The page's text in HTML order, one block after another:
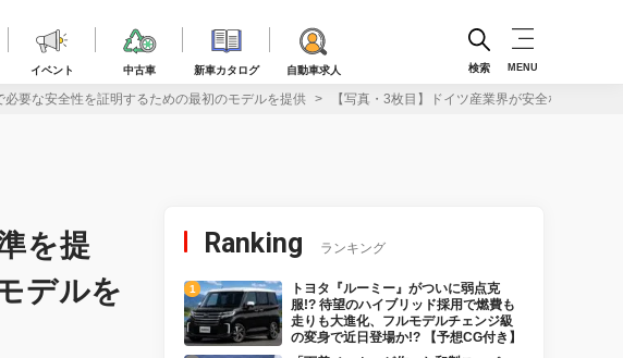
イベント 中古車 新車カタログ 自動車求人 検索 MENU
要な安全性を証明するための最初のモデルを提供 【写真・3枚目】ドイツ産業界が安全な自動運
を提
デルを
Ranking ランキング
トヨタ『ルーミー』がついに弱点克
服!? 待望のハイブリッド採用で燃費も
走りも大進化、フルモデルチェンジ級
の変身で近日登場か!? 【予想CG付き】